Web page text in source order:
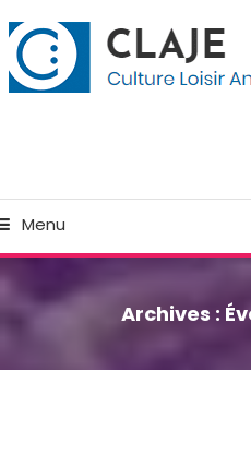
Menu
Archives :